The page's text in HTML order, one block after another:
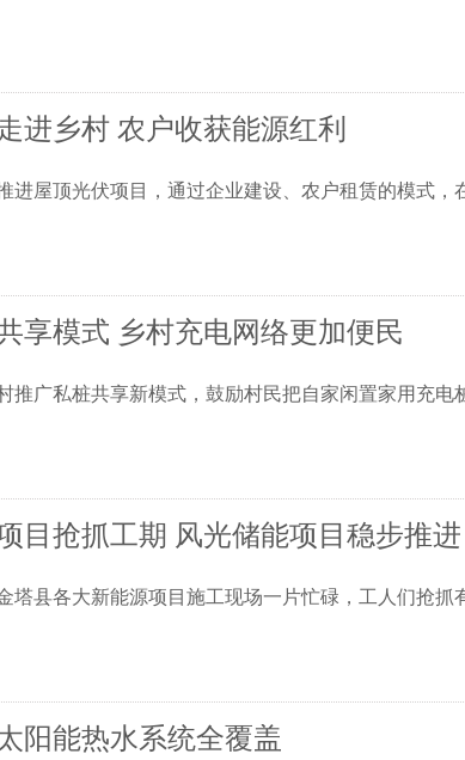
进乡村 农户收获能源红利
屋顶光伏项目，通过企业建设、农户租赁的模式，
享模式 乡村充电网络更加便民
广私桩共享新模式，鼓励村民把自家闲置家用充电
目抢抓工期 风光储能项目稳步推进
县各大新能源项目施工现场一片忙碌，工人们抢抓
阳能热水系统全覆盖